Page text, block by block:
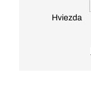
Hviezda